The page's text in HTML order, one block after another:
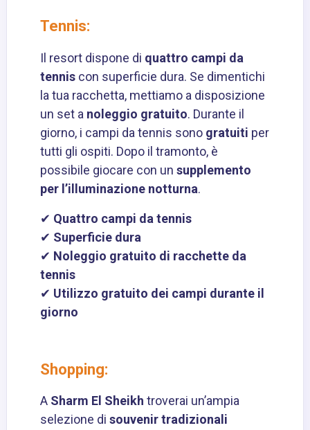
Tennis:
Il resort dispone di quattro campi da
tennis con superficie dura. Se dimentichi
la tua racchetta, mettiamo a disposizione
un set a noleggio gratuito. Durante il
giorno, i campi da tennis sono gratuiti per
tutti gli ospiti. Dopo il tramonto, è
possibile giocare con un supplemento
per l’illuminazione notturna.
✔ Quattro campi da tennis
✔ Superficie dura
✔ Noleggio gratuito di racchette da
tennis
✔ Utilizzo gratuito dei campi durante il
giorno
Shopping:
A Sharm El Sheikh troverai un’ampia
selezione di souvenir tradizionali